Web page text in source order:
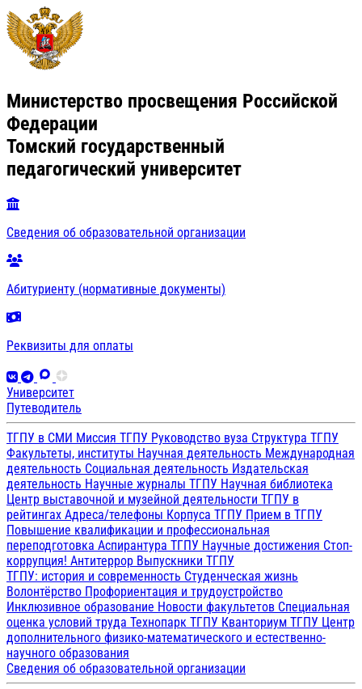
Министерство просвещения Российской
Федерации
Томский государственный
педагогический университет
Сведения об образовательной организации
Абитуриенту (нормативные документы)
Реквизиты для оплаты
Университет
Путеводитель
ТГПУ в СМИ Миссия ТГПУ Руководство вуза Структура ТГПУ
Факультеты, институты Научная деятельность Международная
деятельность Социальная деятельность Издательская
деятельность Научные журналы ТГПУ Научная библиотека
Центр выставочной и музейной деятельности ТГПУ в
рейтингах Адреса/телефоны Корпуса ТГПУ Прием в ТГПУ
Повышение квалификации и профессиональная
переподготовка Аспирантура ТГПУ Научные достижения Стоп-
коррупция! Антитеррор Выпускники ТГПУ
ТГПУ: история и современность Студенческая жизнь
Волонтёрство Профориентация и трудоустройство
Инклюзивное образование Новости факультетов Специальная
оценка условий труда Технопарк ТГПУ Кванториум ТГПУ Центр
дополнительного физико-математического и естественно-
научного образования
Сведения об образовательной организации